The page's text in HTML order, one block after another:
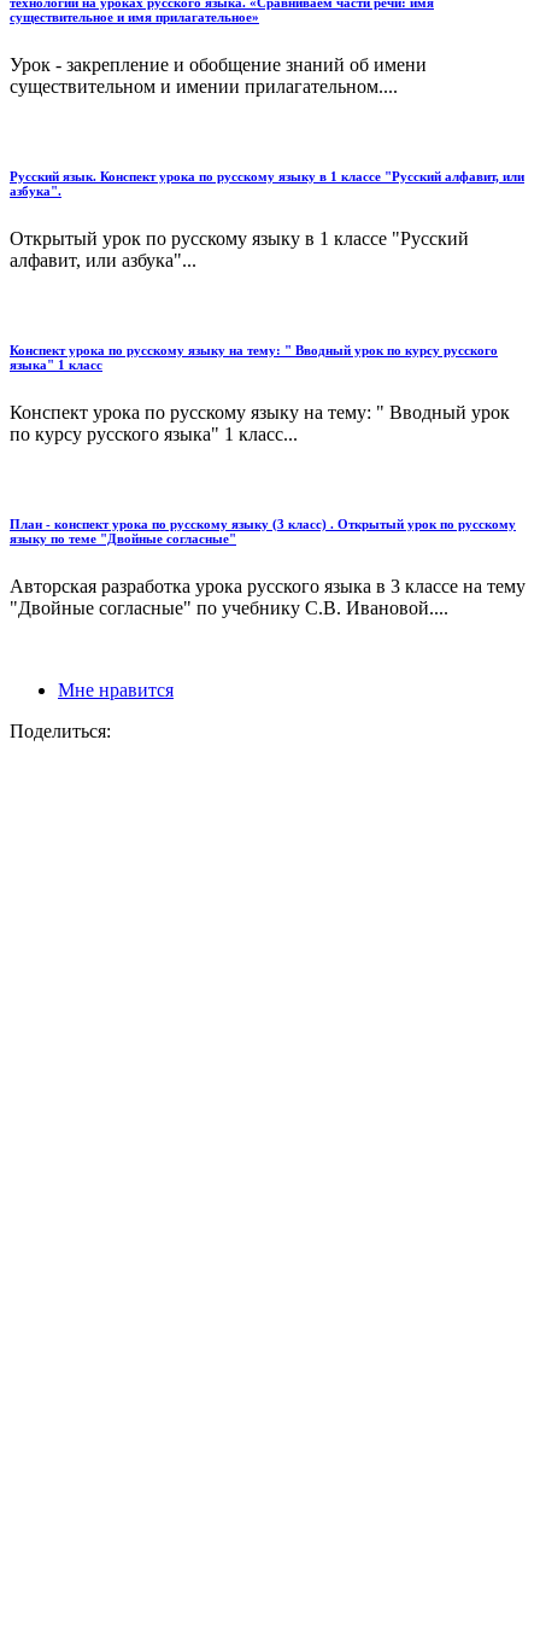
существительное и имя прилагательное»
Урок - закрепление и обобщение знаний об имени
существительном и имении прилагательном....
Русский язык. Конспект урока по русскому языку в 1 классе "Русский алфавит, или
азбука".
Открытый урок по русскому языку в 1 классе "Русский
алфавит, или азбука"...
Конспект урока по русскому языку на тему: " Вводный урок по курсу русского
языка" 1 класс
Конспект урока по русскому языку на тему: " Вводный урок
по курсу русского языка" 1 класс...
План - конспект урока по русскому языку (3 класс) . Открытый урок по русскому
языку по теме "Двойные согласные"
Авторская разработка урока русского языка в 3 классе на тему
"Двойные согласные" по учебнику С.В. Ивановой....
Мне нравится
Поделиться: